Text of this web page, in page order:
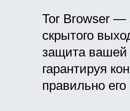
Tor Browser —
скрытого
защита вашей
гарантируя
правильно